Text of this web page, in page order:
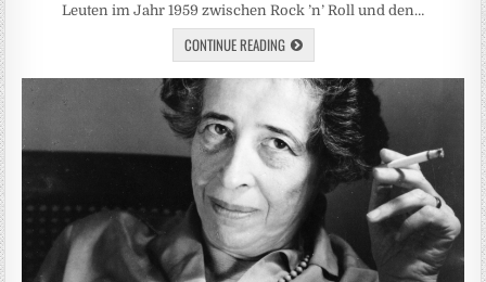
Leuten im Jahr 1959 zwischen Rock ’n’ Roll und den…
CONTINUE READING